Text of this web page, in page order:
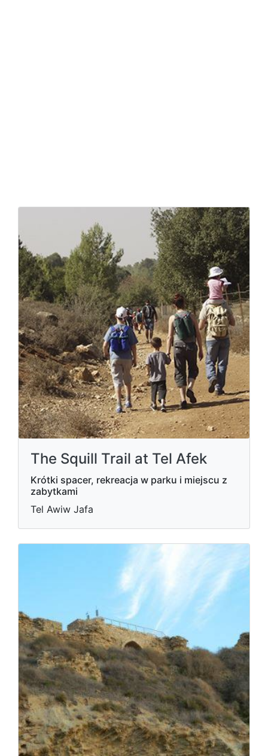
The Squill Trail at Tel Afek
Krótki spacer, rekreacja w parku i miejscu z
zabytkami
Tel Awiw Jafa